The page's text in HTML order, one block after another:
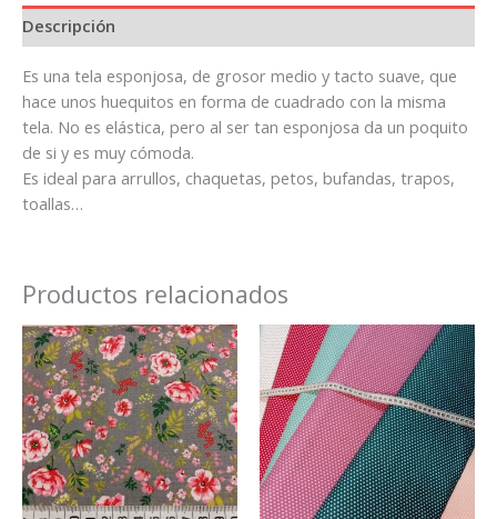
Descripción
Es una tela esponjosa, de grosor medio y tacto suave, que
hace unos huequitos en forma de cuadrado con la misma
tela. No es elástica, pero al ser tan esponjosa da un poquito
de si y es muy cómoda.
Es ideal para arrullos, chaquetas, petos, bufandas, trapos,
toallas…
Productos relacionados
Este
tiene
Las
se